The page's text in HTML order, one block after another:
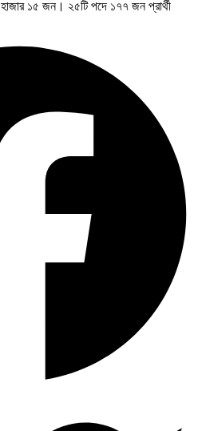
১৫ জন। ২৫টি পদে ১৭৭ জন প্রার্থী